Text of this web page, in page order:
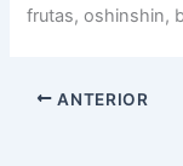
frutas, oshinshin,
ANTERIOR